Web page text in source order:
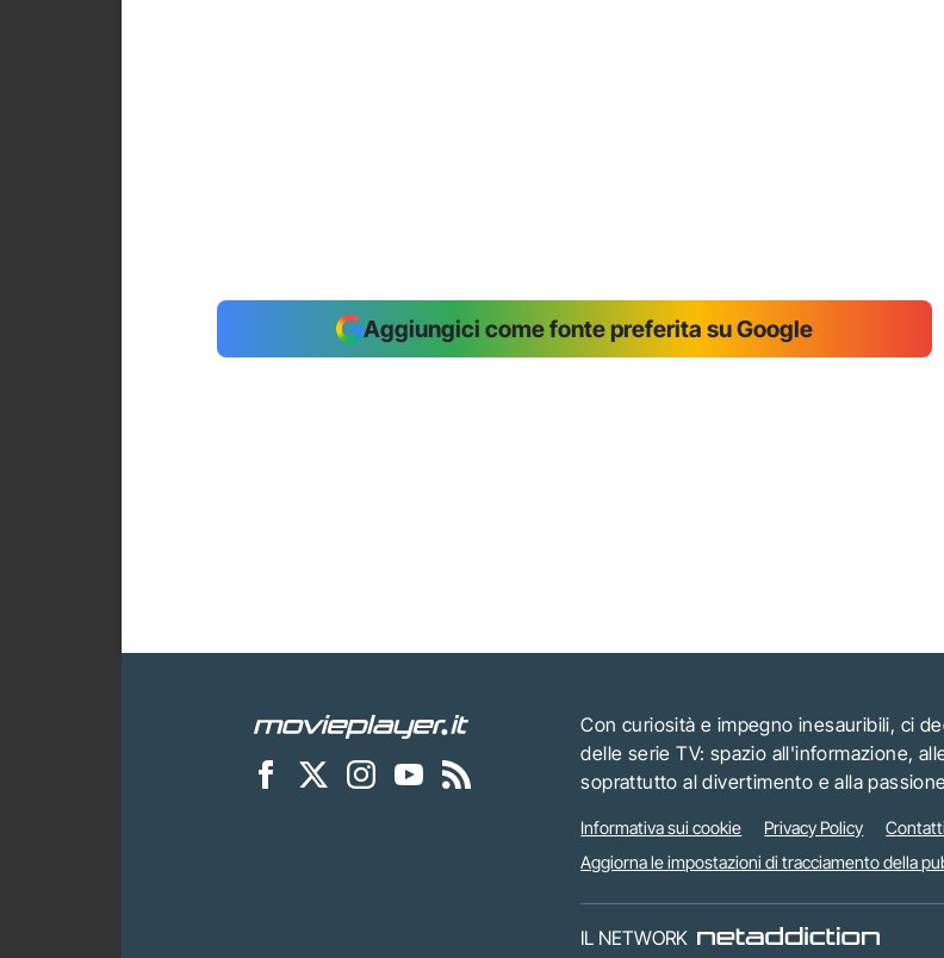
Aggiungici come fonte preferita su Google
Con curiosità e impegno inesauribili, ci
delle serie TV: spazio all'informazione,
soprattutto al divertimento e alla
Informativa sui cookie Privacy Policy Contatti
Aggiorna le impostazioni di tracciamento della
IL NETWORK